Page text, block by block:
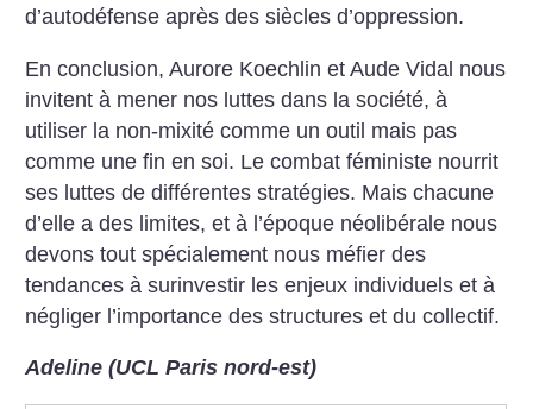
d’autodéfense après des siècles d’oppression.
En conclusion, Aurore Koechlin et Aude Vidal nous
invitent à mener nos luttes dans la société, à
utiliser la non-mixité comme un outil mais pas
comme une fin en soi. Le combat féministe nourrit
ses luttes de différentes stratégies. Mais chacune
d’elle a des limites, et à l’époque néolibérale nous
devons tout spécialement nous méfier des
tendances à surinvestir les enjeux individuels et à
négliger l’importance des structures et du collectif.
Adeline (UCL Paris nord-est)